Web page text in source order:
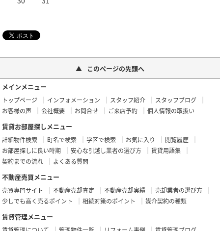
このページの先頭へ
メインメニュー
トップページ インフォメーション スタッフ紹介
スタッフブログ
お客様の声
会社概要 お問合せ ご来店予約 個人情報の取扱い
賃貸お部屋探しメニュー
詳細物件検索 町名で検索 学区で検索 お気に入り
閲覧履歴
お部屋探しに良い時期
安心な引越し業者の選び方
賃貸用語集
契約までの流れ
よくある質問
不動産売買メニュー
売買専門サイト 不動産売却査定 不動産売却実績
売却業者の選び方
少しでも高く売るポイント
相続対策のポイント 媒介契約の種類
賃貸管理メニュー